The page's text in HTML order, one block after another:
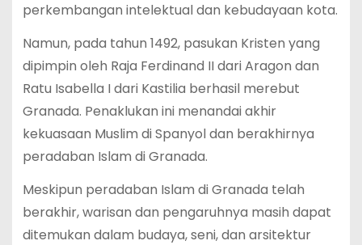
perkembangan intelektual dan kebudayaan kota.
Namun, pada tahun 1492, pasukan Kristen yang
dipimpin oleh Raja Ferdinand II dari Aragon dan
Ratu Isabella I dari Kastilia berhasil merebut
Granada. Penaklukan ini menandai akhir
kekuasaan Muslim di Spanyol dan berakhirnya
peradaban Islam di Granada.
Meskipun peradaban Islam di Granada telah
berakhir, warisan dan pengaruhnya masih dapat
ditemukan dalam budaya, seni, dan arsitektur